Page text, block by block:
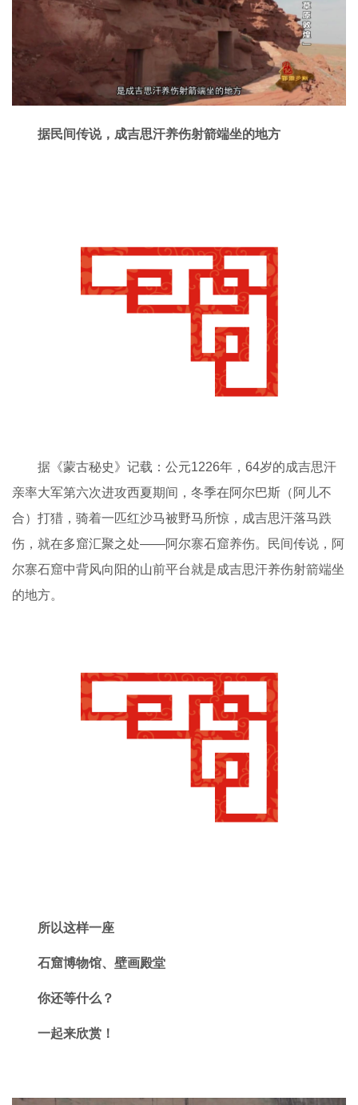
据民间传说，成吉思汗养伤射箭端坐的地方
据《蒙古秘史》记载：公元1226年，64岁的成吉思汗
亲率大军第六次进攻西夏期间，冬季在阿尔巴斯（阿儿不
合）打猎，骑着一匹红沙马被野马所惊，成吉思汗落马跌
伤，就在多窟汇聚之处——阿尔寨石窟养伤。民间传说，阿
尔寨石窟中背风向阳的山前平台就是成吉思汗养伤射箭端坐
的地方。
所以这样一座
石窟博物馆、壁画殿堂
你还等什么？
一起来欣赏！